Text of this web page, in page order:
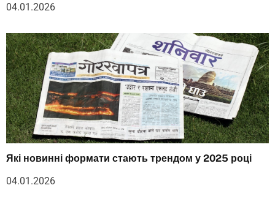
04.01.2026
Які новинні формати стають трендом у 2025 році
04.01.2026